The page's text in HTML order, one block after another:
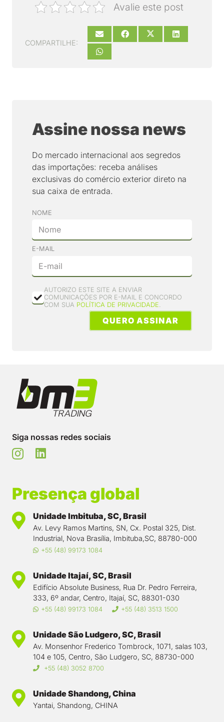
Avalie este post
COMPARTILHE:
Assine nossa news
Do mercado internacional aos segredos
das importações: receba análises
exclusivas do comércio exterior direto na
sua caixa de entrada.
NOME
E-MAIL
AUTORIZO ESTE SITE A ENVIAR
COMUNICAÇÕES POR E-MAIL E CONCORDO
COM SUA POLÍTICA DE PRIVACIDADE.
QUERO ASSINAR
Siga nossas redes sociais
Presença global
Unidade Imbituba, SC, Brasil
Av. Levy Ramos Martins, SN, Cx. Postal 325, Dist.
Industrial, Nova Brasília, Imbituba,SC, 88780-000
+55 (48) 99173 1084
Unidade Itajaí, SC, Brasil
Edifício Absolute Business, Rua Dr. Pedro Ferreira,
333, 6º andar, Centro, Itajaí, SC, 88301-030
+55 (48) 99173 1084 +55 (48) 3513 1500
Unidade São Ludgero, SC, Brasil
Av. Monsenhor Frederico Tombrock, 1071, salas 103,
104 e 105, Centro, São Ludgero, SC, 88730-000
+55 (48) 3052 8700
Unidade Shandong, China
Yantai, Shandong, CHINA